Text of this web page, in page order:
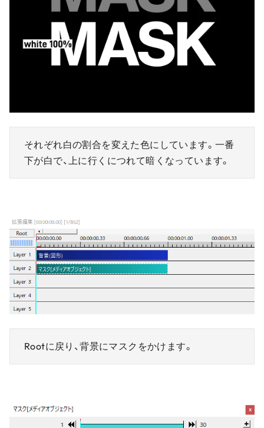
それぞれ白の割合を変えた色にしています。一番
下が白で、上に行くにつれて暗くなっています。
Rootに戻り、背景にマスクをかけます。